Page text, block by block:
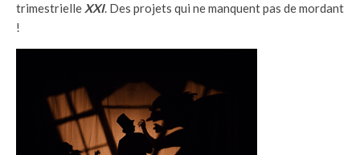
trimestrielle XXI. Des projets qui ne manquent pas de mordant
!